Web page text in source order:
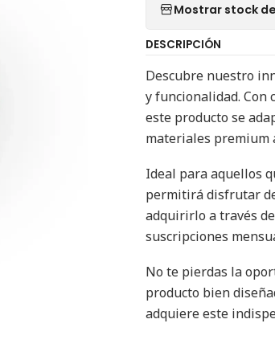
Mostrar stock
DESCRIPCIÓN
Descubre nuestro
y funcionalidad. Con
este producto se
materiales premium
Ideal para aquellos
permitirá disfrutar
adquirirlo a través
suscripciones
No te pierdas la
producto bien
adquiere este